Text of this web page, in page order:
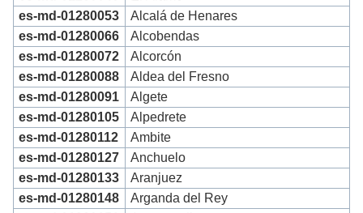
es-md-01280053
Alcalá de Henares
es-md-01280066
Alcobendas
es-md-01280072
Alcorcón
es-md-01280088
Aldea del Fresno
es-md-01280091
Algete
es-md-01280105
Alpedrete
es-md-01280112
Ambite
es-md-01280127
Anchuelo
es-md-01280133
Aranjuez
es-md-01280148
Arganda del Rey